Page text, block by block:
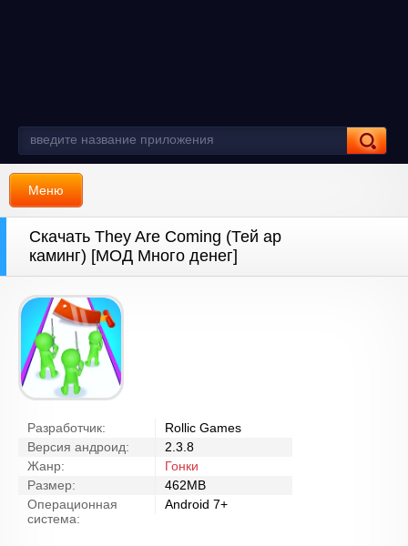
Меню
Скачать They Are Coming (Тей ар
каминг) [МОД Много денег]
Разработчик:
Rollic Games
Версия андроид:
2.3.8
Жанр:
Гонки
Размер:
462MB
Операционная
система:
Android 7+